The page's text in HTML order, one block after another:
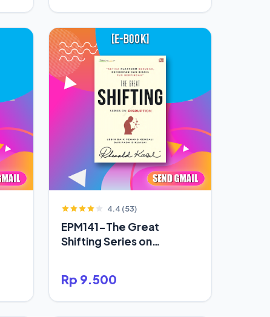
4.4 (53)
EPM141-The Great
Shifting Series on
Rp 9.500